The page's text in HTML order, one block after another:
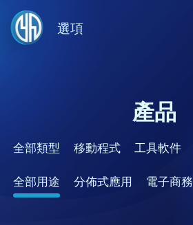
選項
產品
全部類型 移動程式 工具軟件
全部用途 分佈式應用 電子商務